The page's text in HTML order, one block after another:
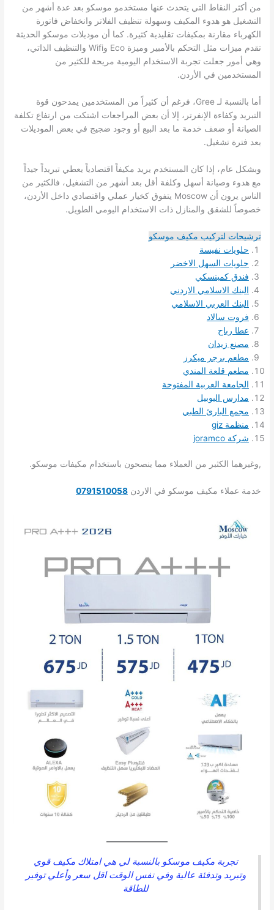
من أكثر النقاط التي يتحدث عنها مستخدمو موسكو بعد عدة أشهر من
التشغيل هو هدوء المكيف وسهولة تنظيف الفلاتر وانخفاض فاتورة
الكهرباء مقارنة بمكيفات تقليدية كثيرة. كما أن موديلات موسكو الحديثة
تقدم ميزات مثل التحكم بالأمبير وميزة Eco وWifi والتنظيف الذاتي،
وهي أمور جعلت تجربة الاستخدام اليومية مريحة للكثير من
المستخدمين في الأردن.
أما بالنسبة لـ Gree، فرغم أن كثيراً من المستخدمين يمدحون قوة
التبريد وكفاءة الإنفرتر، إلا أن بعض المراجعات اشتكت من ارتفاع تكلفة
الصيانة أو ضعف خدمة ما بعد البيع أو وجود ضجيج في بعض الموديلات
بعد فترة تشغيل.
وبشكل عام، إذا كان المستخدم يريد مكيفاً اقتصادياً يعطي تبريداً جيداً
مع هدوء وصيانة أسهل وكلفة أقل بعد أشهر من التشغيل، فالكثير من
الناس يرون أن Moscow يتفوق كخيار عملي واقتصادي داخل الأردن،
خصوصاً للشقق والمنازل ذات الاستخدام اليومي الطويل.
ترشيحات لتركيب مكيف موسكو
حلويات نفيسة
حلويات السهل الاخضر
فندق كمبنسكي
البنك الاسلامي الاردني
البنك العربي الاسلامي
فروت سالاد
عطا رباح
مصنع زيدان
مطعم برجر ميكرز
مطعم قلعة المندي
الجامعة العربية المفتوحة
مدارس اليوبيل
مجمع البارئ الطبي
منظمة giz
شركة joramco
,وغيرهما الكثبر من العملاء مما ينصحون باستخدام مكيفات موسكو.
خدمة عملاء مكيف موسكو في الاردن0791510058
تجربة مكيف موسكو بالنسبة لي هي امتلاك مكيف قوي
وتبريد وتدفئة عالية وفي نفس الوقت اقل سعر وأعلي توفير
للطاقة